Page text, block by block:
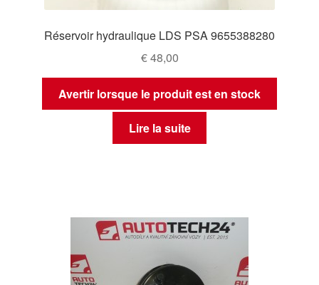
Réservoir hydraulique LDS PSA 9655388280
€48,00
Avertir lorsque le produit est en stock
Lire la suite